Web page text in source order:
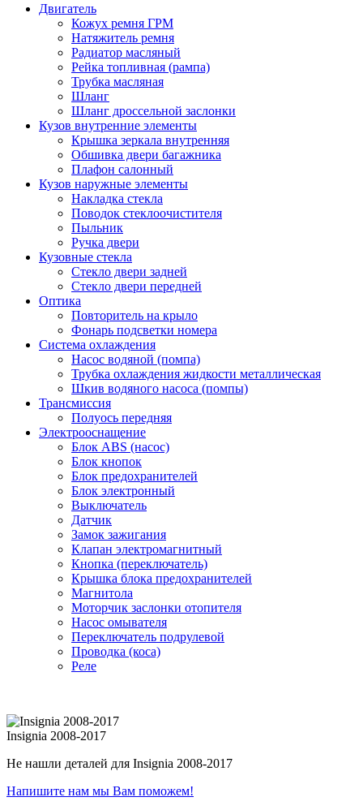
Двигатель
Кожух ремня ГРМ
Натяжитель ремня
Радиатор масляный
Рейка топливная (рампа)
Трубка масляная
Шланг
Шланг дроссельной заслонки
Кузов внутренние элементы
Крышка зеркала внутренняя
Обшивка двери багажника
Плафон салонный
Кузов наружные элементы
Накладка стекла
Поводок стеклоочистителя
Пыльник
Ручка двери
Кузовные стекла
Стекло двери задней
Стекло двери передней
Оптика
Повторитель на крыло
Фонарь подсветки номера
Система охлаждения
Насос водяной (помпа)
Трубка охлаждения жидкости металлическая
Шкив водяного насоса (помпы)
Трансмиссия
Полуось передняя
Электрооснащение
Блок ABS (насос)
Блок кнопок
Блок предохранителей
Блок электронный
Выключатель
Датчик
Замок зажигания
Клапан электромагнитный
Кнопка (переключатель)
Крышка блока предохранителей
Магнитола
Моторчик заслонки отопителя
Насос омывателя
Переключатель подрулевой
Проводка (коса)
Реле
Insignia 2008-2017
Не нашли деталей для Insignia 2008-2017
Напишите нам мы Вам поможем!